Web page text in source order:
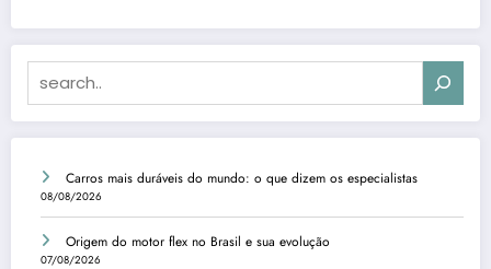
Carros mais duráveis do mundo: o que dizem os especialistas
08/08/2026
Origem do motor flex no Brasil e sua evolução
07/08/2026